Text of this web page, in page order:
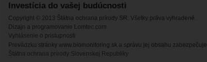
Investícia do vašej budúcnosti
Copyright © 2013 Štátna ochrana prírody SR. Všetky práva vyhradené.
Dizajn a programovanie Lomtec.com
Vyhlásenie o pristupnosti
Prevádzku stránky www.biomonitoring.sk a správu jej obsahu zabezpečuje
Štátna ochrana prírody Slovenskej Republiky